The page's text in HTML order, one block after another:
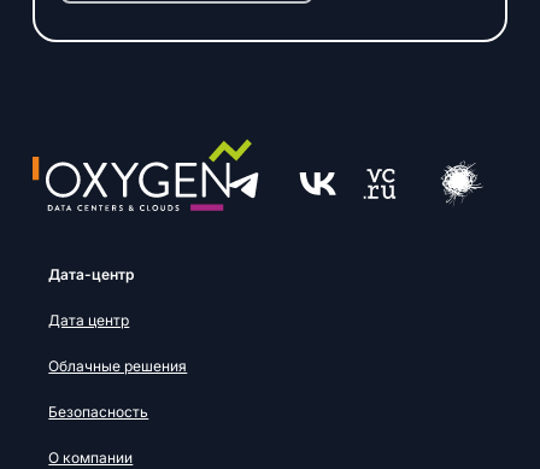
Дата-центр
Дата центр
Облачные решения
Безопасность
О компании